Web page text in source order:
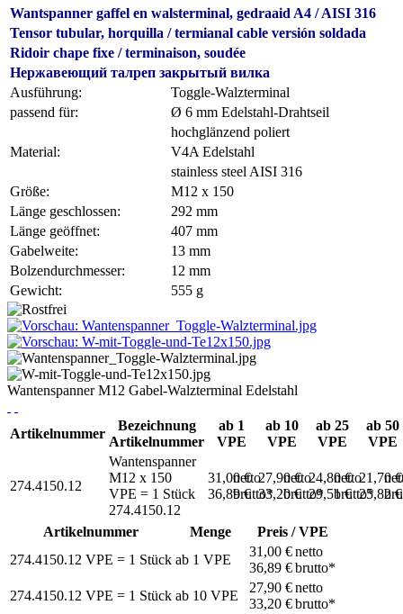
Wantspanner gaffel en walsterminal, gedraaid A4 / AISI 316
Tensor tubular, horquilla / termianal cable versión soldada
Ridoir chape fixe / terminaison, soudée
Нержавеющий талреп закрытый вилка
Ausführung:
Toggle-Walzterminal
passend für:
Ø 6 mm Edelstahl-Drahtseil
hochglänzend poliert
Material:
V4A Edelstahl
stainless steel AISI 316
Größe:
M12 x 150
Länge geschlossen:
292 mm
Länge geöffnet:
407 mm
Gabelweite:
13 mm
Bolzendurchmesser:
12 mm
Gewicht:
555 g
Wantenspanner M12 Gabel-Walzterminal Edelstahl
Artikelnummer
Bezeichnung
Artikelnummer
ab 1
VPE
ab 10
VPE
ab 25
VPE
ab 50
VPE
274.4150.12
Wantenspanner
M12 x 150
VPE = 1 Stück
274.4150.12
31,00 €
netto
36,89 €
brutto*
27,90 €
netto
33,20 €brutto*
24,80 €
netto
29,51 €
brutto*
21,70
25,82
Artikelnummer Menge
Preis / VPE
274.4150.12 VPE = 1 Stück ab 1 VPE
31,00 €netto
36,89 €brutto*
274.4150.12 VPE = 1 Stück ab 10 VPE
27,90 €netto
33,20 €brutto*